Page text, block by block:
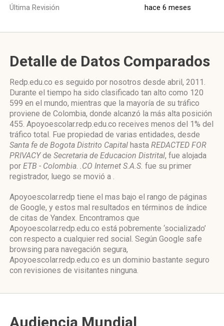
Última Revisión hace 6 meses
Detalle de Datos Comparados
Redp.edu.co es seguido por nosotros desde abril, 2011.
Durante el tiempo ha sido clasificado tan alto como 120
599 en el mundo, mientras que la mayoría de su tráfico
proviene de Colombia, donde alcanzó la más alta posición
455. Apoyoescolar.redp.edu.co receives menos del 1% del
tráfico total. Fue propiedad de varias entidades, desde
Santa fe de Bogota Distrito Capital hasta REDACTED FOR
PRIVACYde Secretaria de Educacion Distrital, fue alojada
por ETB - Colombia. .CO Internet S.A.S. fue su primer
registrador, luego se movió a .
Apoyoescolar.redp tiene el mas bajo el rango de páginas
de Google, y estos mal resultados en términos de índice
de citas de Yandex. Encontramos que
Apoyoescolar.redp.edu.co está pobremente ‘socializado’
con respecto a cualquier red social. Según Google safe
browsing para navegación segura,
Apoyoescolar.redp.edu.co es un dominio bastante seguro
con revisiones de visitantes ninguna.
Audiencia Mundial